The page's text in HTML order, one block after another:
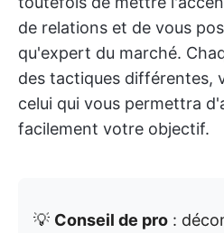
de relations et de vous
qu'expert du marché.
des tactiques différentes,
celui qui vous permettra
facilement votre objectif.
💡 Conseil de pro :